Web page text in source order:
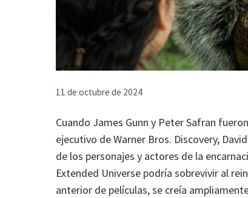
11 de octubre de 2024
Cuando James Gunn y Peter Safran
ejecutivo de Warner Bros. Discovery,
de los personajes y actores de la
Extended Universe podría sobrevivir al
anterior de películas, se creía